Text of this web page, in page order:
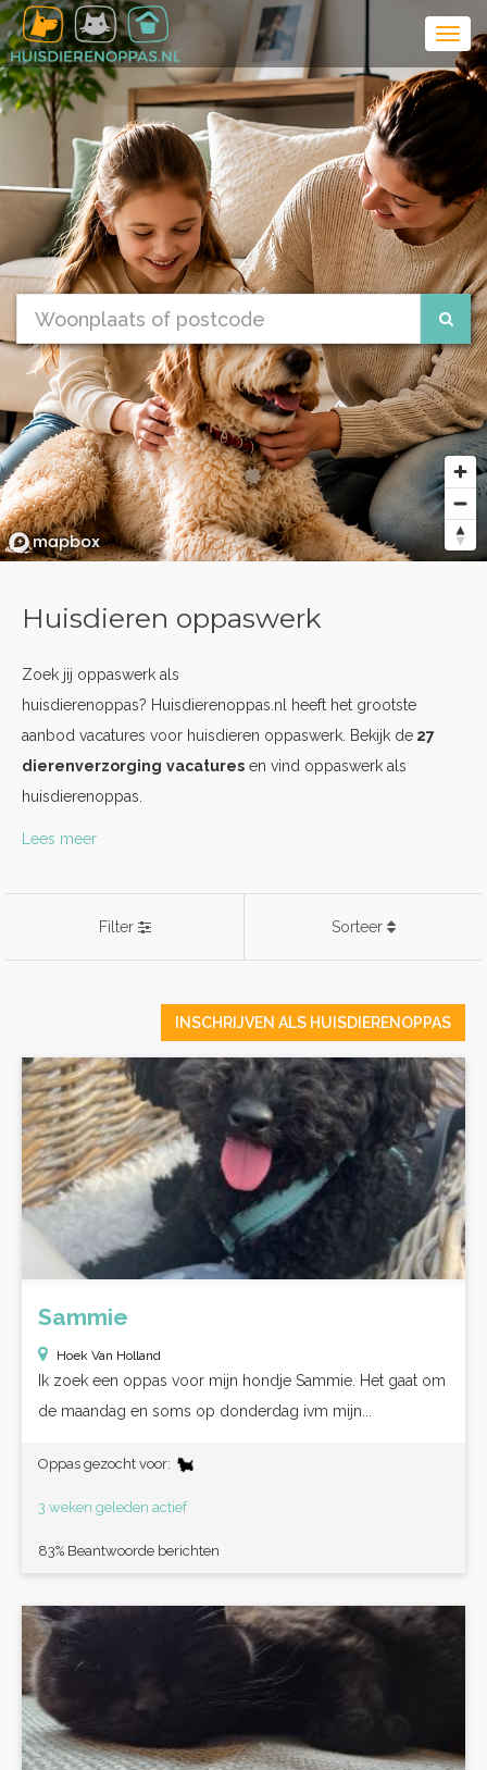
Huisdieren oppaswerk
Zoek jij oppaswerk als
huisdierenoppas? Huisdierenoppas.nl heeft het grootste
aanbod vacatures voor huisdieren oppaswerk. Bekijk de 27
dierenverzorging vacatures en vind oppaswerk als
huisdierenoppas.
Lees meer
Filter Sorteer
INSCHRIJVEN ALS HUISDIERENOPPAS
Sammie
Hoek Van Holland
Ik zoek een oppas voor mijn hondje Sammie. Het gaat om
de maandag en soms op donderdag ivm mijn...
Oppas gezocht voor:
3 weken geleden actief
83% Beantwoorde berichten